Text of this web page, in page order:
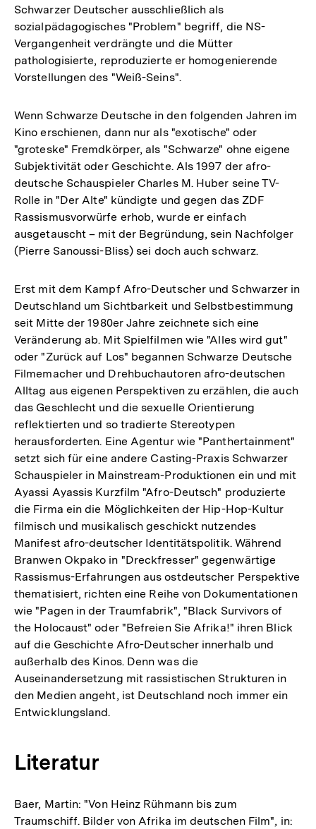
Schwarzer Deutscher ausschließlich als
sozialpädagogisches "Problem" begriff, die NS-
Vergangenheit verdrängte und die Mütter
pathologisierte, reproduzierte er homogenierende
Vorstellungen des "Weiß-Seins".
Wenn Schwarze Deutsche in den folgenden Jahren im
Kino erschienen, dann nur als "exotische" oder
"groteske" Fremdkörper, als "Schwarze" ohne eigene
Subjektivität oder Geschichte. Als 1997 der afro-
deutsche Schauspieler Charles M. Huber seine TV-
Rolle in "Der Alte" kündigte und gegen das ZDF
Rassismusvorwürfe erhob, wurde er einfach
ausgetauscht – mit der Begründung, sein Nachfolger
(Pierre Sanoussi-Bliss) sei doch auch schwarz.
Erst mit dem Kampf Afro-Deutscher und Schwarzer in
Deutschland um Sichtbarkeit und Selbstbestimmung
seit Mitte der 1980er Jahre zeichnete sich eine
Veränderung ab. Mit Spielfilmen wie "Alles wird gut"
oder "Zurück auf Los" begannen Schwarze Deutsche
Filmemacher und Drehbuchautoren afro-deutschen
Alltag aus eigenen Perspektiven zu erzählen, die auch
das Geschlecht und die sexuelle Orientierung
reflektierten und so tradierte Stereotypen
herausforderten. Eine Agentur wie "Panthertainment"
setzt sich für eine andere Casting-Praxis Schwarzer
Schauspieler in Mainstream-Produktionen ein und mit
Ayassi Ayassis Kurzfilm "Afro-Deutsch" produzierte
die Firma ein die Möglichkeiten der Hip-Hop-Kultur
filmisch und musikalisch geschickt nutzendes
Manifest afro-deutscher Identitätspolitik. Während
Branwen Okpako in "Dreckfresser" gegenwärtige
Rassismus-Erfahrungen aus ostdeutscher Perspektive
thematisiert, richten eine Reihe von Dokumentationen
wie "Pagen in der Traumfabrik", "Black Survivors of
the Holocaust" oder "Befreien Sie Afrika!" ihren Blick
auf die Geschichte Afro-Deutscher innerhalb und
außerhalb des Kinos. Denn was die
Auseinandersetzung mit rassistischen Strukturen in
den Medien angeht, ist Deutschland noch immer ein
Entwicklungsland.
Literatur
Baer, Martin: "Von Heinz Rühmann bis zum
Traumschiff. Bilder von Afrika im deutschen Film", in: